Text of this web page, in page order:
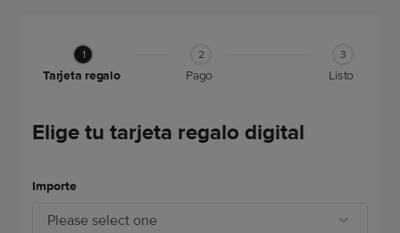
Elige tu tarjeta regalo digital
1
Tarjeta regalo
2
Pago
3
Listo
Importe
Please select one